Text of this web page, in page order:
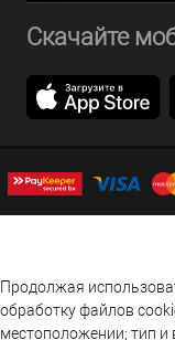
Скачайте
Продолжая
обработку файлов
местоположении; тип и